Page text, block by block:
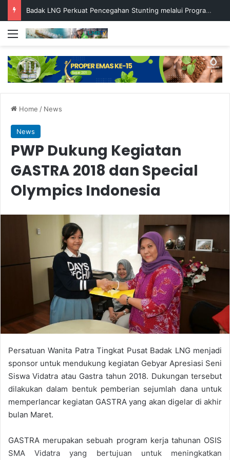
Badak LNG Perkuat Pencegahan Stunting melalui Program Akar Ranting
Menu
Home / News
News
PWP Dukung Kegiatan
GASTRA 2018 dan Special
Olympics Indonesia
Persatuan Wanita Patra Tingkat Pusat Badak LNG menjadi
sponsor untuk mendukung kegiatan Gebyar Apresiasi Seni
Siswa Vidatra atau Gastra tahun 2018. Dukungan tersebut
dilakukan dalam bentuk pemberian sejumlah dana untuk
memperlancar kegiatan GASTRA yang akan digelar di akhir
bulan Maret.
GASTRA merupakan sebuah program kerja tahunan OSIS
SMA Vidatra yang bertujuan untuk meningkatkan